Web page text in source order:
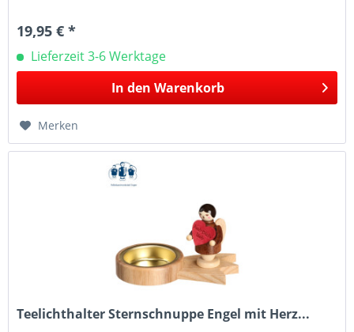
19,95 € *
Lieferzeit 3-6 Werktage
In den Warenkorb
Merken
Teelichthalter Sternschnuppe Engel mit Herz...